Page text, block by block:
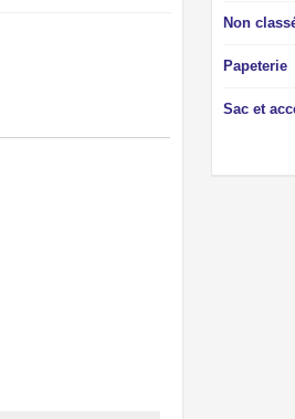
Non
Papeterie
Sac et